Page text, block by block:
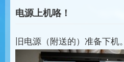
电源上机咯！
旧电源（附送的）准备下机。